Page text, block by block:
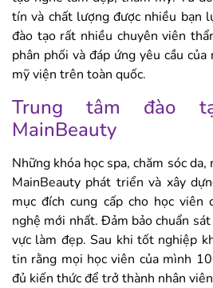
tín và chất lượng được nhiều bạn
đào tạo rất nhiều chuyên viên
phân phối và đáp ứng yêu cầu
mỹ viện trên toàn quốc.
Trung tâm đào
MainBeauty
Những khóa học spa, chăm sóc
MainBeauty phát triển và xây
mục đích cung cấp cho học viên
nghệ mới nhất. Đảm bảo chuẩn
vực làm đẹp. Sau khi tốt nghiệp
tin rằng mọi học viên của mình
đủ kiến thức để trở thành nhân